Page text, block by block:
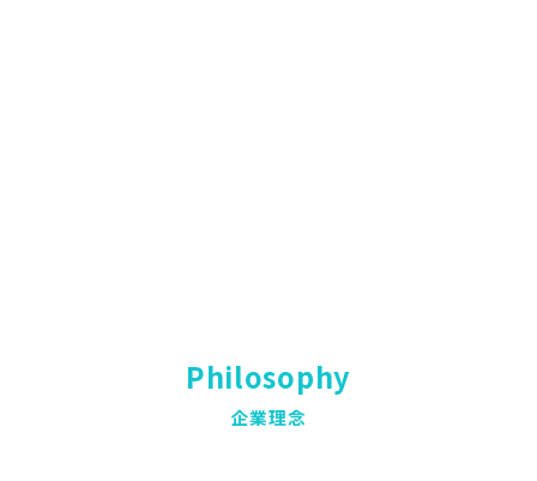
Philosophy
企業理念